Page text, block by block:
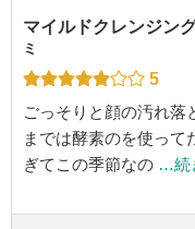
マイルドクレンジン
ミ
5
ごっそりと顔の汚れ落
までは酵素のを使って
ぎてこの季節なの …続